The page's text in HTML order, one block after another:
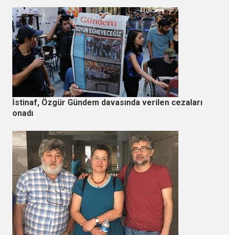
İstinaf, Özgür Gündem davasında verilen cezaları
onadı